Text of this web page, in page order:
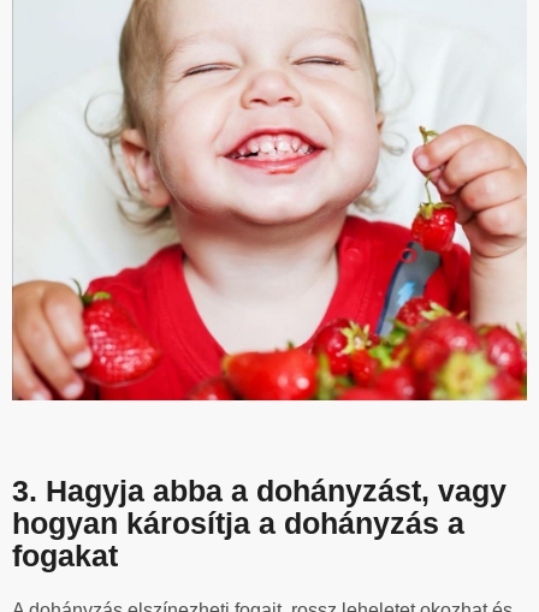
3. Hagyja abba a dohányzást, vagy
hogyan károsítja a dohányzás a
fogakat